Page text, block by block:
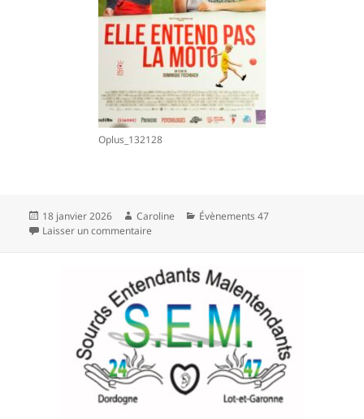
Oplus_132128
Publié
le
18 janvier 2026 Auteur
Caroline Catégories
Évènements 47
Laisser un commentaire